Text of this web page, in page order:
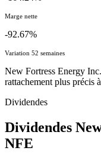
Marge nette
-92.67%
Variation 52 semaines
New Fortress Energy
rattachement plus précis
Dividendes
Dividendes
NFE